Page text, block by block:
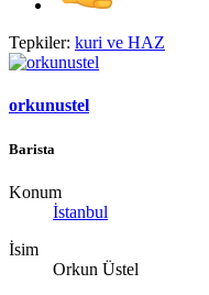
Tepkiler: kuri ve HAZ
orkunustel
Barista
Konum
İstanbul
İsim
Orkun Üstel